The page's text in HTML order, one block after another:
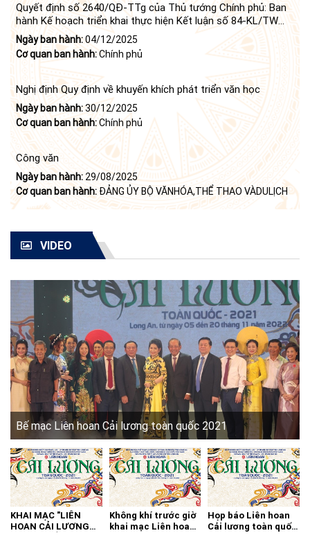
Quyết định số 2640/QĐ-TTg của Thủ tướng Chính phủ: Ban
hành Kế hoạch triển khai thực hiện Kết luận số 84-KL/TW
ngày 21 tháng 6 năm 2024 của Bộ Chính trị tiếp tục thực
hiện Nghị quyết số 23-NQ/TW ngày 16 tháng 6 năm 2008
của Bộ Chính trị (khóa X) về "tiếp tục xây dựng và phát triển
văn học, nghệ thuật trong thời kỳ mới"
Ngày ban hành:04/12/2025
Cơ quan ban hành:Chính phủ
Nghị định Quy định về khuyến khích phát triển văn học
Ngày ban hành:30/12/2025
Cơ quan ban hành:Chính phủ
Công văn
Ngày ban hành: 29/08/2025
Cơ quan ban hành: ĐẢNG ỦY BỘ VĂNHÓA,THỂ THAO VÀDULỊCH
VIDEO
Bế mạc Liên hoan Cải lương toàn quốc 2021
KHAI MẠC "LIÊN
HOAN CẢI LƯƠNG
Không khí trước giờ
khai mạc Liên hoan
Họp báo Liên hoan
Cải lương toàn quốc